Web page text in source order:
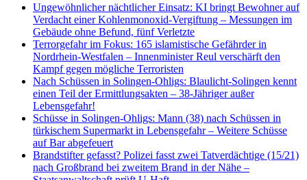
Ungewöhnlicher nächtlicher Einsatz: KI bringt Bewohner auf
Verdacht einer Kohlenmonoxid-Vergiftung – Messungen im
Gebäude ohne Befund, fünf Verletzte
Terrorgefahr im Fokus: 165 islamistische Gefährder in
Nordrhein-Westfalen – Innenminister Reul verschärft den
Kampf gegen mögliche Terroristen
Nach Schüssen in Solingen-Ohligs: Blaulicht-Solingen kennt
einen Teil der Ermittlungsakten – 38-Jähriger außer
Lebensgefahr!
Schüsse in Solingen-Ohligs: Mann (38) nach Schüssen in
türkischem Supermarkt in Lebensgefahr – Weitere Schüsse
auf Bar abgefeuert
Brandstifter gefasst? Polizei fasst zwei Tatverdächtige (15/21)
nach Großbrand bei zweitem Brand in der Nähe –